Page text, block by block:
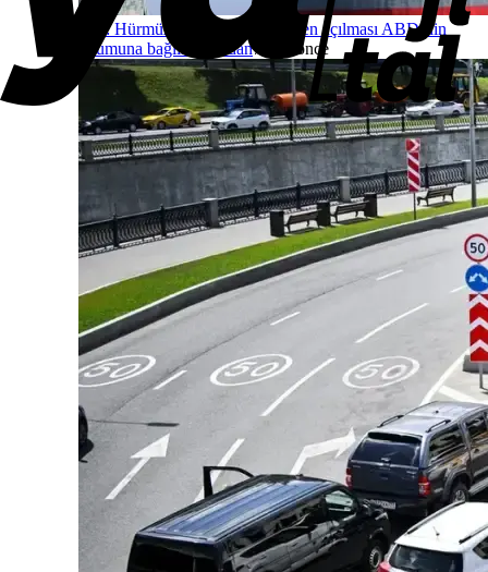
İran: Hürmüz Boğazı’nın tamamen açılması ABD’nin
tutumuna bağlı Dünyadan7 saat önce